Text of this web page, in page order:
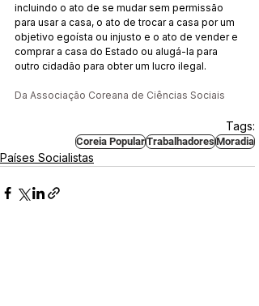
incluindo o ato de se mudar sem permissão
para usar a casa, o ato de trocar a casa por um
objetivo egoísta ou injusto e o ato de vender e
comprar a casa do Estado ou alugá-la para
outro cidadão para obter um lucro ilegal.
Da Associação Coreana de Ciências Sociais
Tags:
Coreia PopularTrabalhadoresMoradia
Países Socialistas